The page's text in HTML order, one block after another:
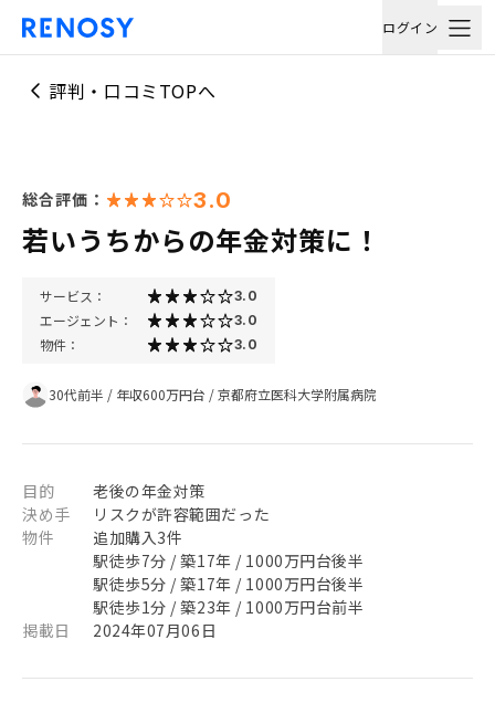
ログイン
評判・口コミTOPへ
総合評価： 3.0
若いうちからの年金対策に！
サービス： 3.0
エージェント： 3.0
物件： 3.0
30代前半 / 年収600万円台 /京都府立医科大学附属病院
目的
老後の年金対策
決め手
リスクが許容範囲だった
物件
追加購入3件
駅徒歩7分 / 築17年 / 1000万円台後半
駅徒歩5分 / 築17年 / 1000万円台後半
駅徒歩1分 / 築23年 / 1000万円台前半
掲載日
2024年07月06日